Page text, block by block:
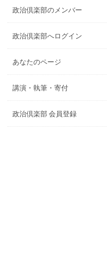
政治倶楽部のメンバー
政治倶楽部へログイン
あなたのページ
講演・執筆・寄付
政治倶楽部 会員登録